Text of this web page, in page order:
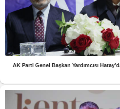
AK Parti Genel Başkan Yardımcısı